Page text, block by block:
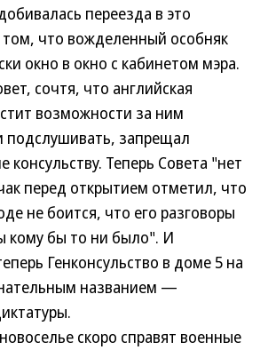
переезда в это
что вожделенный особняк
окно в окно с кабинетом мэра.
сочтя, что английская
возможности за ним
подслушивать, запрещал
консульству. Теперь Совета "нет
перед открытием отметил, что
не боится, что его разговоры
кому бы то ни было". И
Генконсульство в доме 5 на
названием —
скоро справят военные